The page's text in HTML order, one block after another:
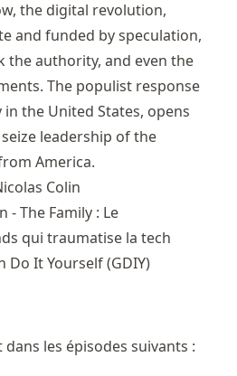
the digital revolution,
and funded by speculation,
the authority, and even the
The populist response
the United States, opens
leadership of the
America.
Colin
- The Family : Le
qui traumatise la tech
Do It Yourself (GDIY)
les épisodes suivants :